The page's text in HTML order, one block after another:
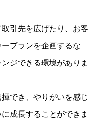
引先を広げたり、お客
プランを企画するな
ジできる環境がありま
でき、やりがいを感じ
成長することができま